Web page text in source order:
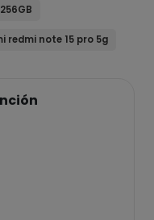
redmi note 15 pro 5g